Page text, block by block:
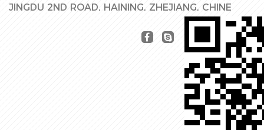
JINGDU 2ND ROAD, HAINING, ZHEJIANG, CHINE